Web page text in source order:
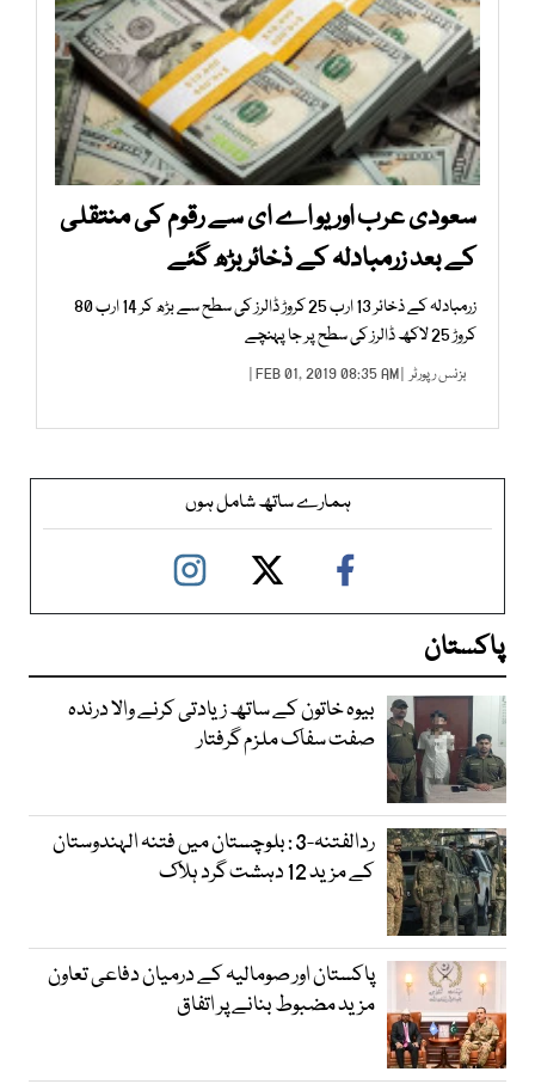
سعودی عرب اور یو اے ای سے رقوم کی منتقلی
کے بعد زرمبادلہ کے ذخائر بڑھ گئے
زرمبادلہ کے ذخائر 13 ارب 25 کروڑ ڈالرز کی سطح سے بڑھ کر 14 ارب 80
کروڑ 25 لاکھ ڈالرز کی سطح پر جا پہنچے
بزنس رپورٹر | FEB 01, 2019 08:35 AM |
ہمارے ساتھ شامل ہوں
پاکستان
بیوہ خاتون کے ساتھ زیادتی کرنے والا درندہ
صفت سفاک ملزم گرفتار
ردالفتنہ-3 : بلوچستان میں فتنہ الہندوستان
کے مزید 12 دہشت گرد ہلاک
پاکستان اور صومالیہ کے درمیان دفاعی تعاون
مزید مضبوط بنانے پر اتفاق